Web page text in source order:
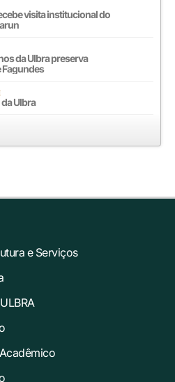
visita institucional do
da Ulbra preserva
Fagundes
Ulbra
e Serviços